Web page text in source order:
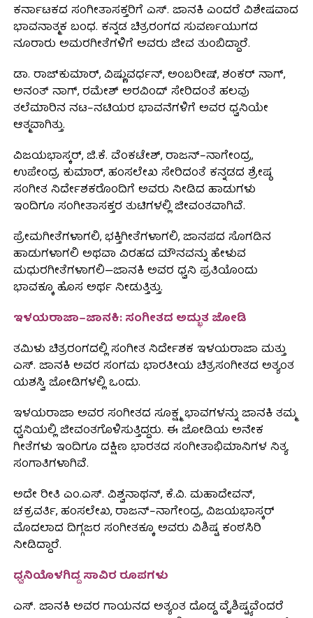
ಕರ್ನಾಟಕದ ಸಂಗೀತಾಸಕ್ತರಿಗೆ ಎಸ್. ಜಾನಕಿ ಎಂದರೆ ವಿಶೇಷವಾದ
ಭಾವನಾತ್ಮಕ ಬಂಧ. ಕನ್ನಡ ಚಿತ್ರರಂಗದ ಸುವರ್ಣಯುಗದ
ನೂರಾರು ಅಮರಗೀತೆಗಳಿಗೆ ಅವರು ಜೀವ ತುಂಬಿದ್ದಾರೆ.
ಡಾ. ರಾಜ್‌ಕುಮಾರ್, ವಿಷ್ಣುವರ್ಧನ್, ಅಂಬರೀಷ್, ಶಂಕರ್ ನಾಗ್,
ಅನಂತ್ ನಾಗ್, ರಮೇಶ್ ಅರವಿಂದ್ ಸೇರಿದಂತೆ ಹಲವು
ತಲೆಮಾರಿನ ನಟ–ನಟಿಯರ ಭಾವನೆಗಳಿಗೆ ಅವರ ಧ್ವನಿಯೇ
ಆತ್ಮವಾಗಿತ್ತು.
ವಿಜಯಭಾಸ್ಕರ್, ಜಿ.ಕೆ. ವೆಂಕಟೇಶ್, ರಾಜನ್–ನಾಗೇಂದ್ರ,
ಉಪೇಂದ್ರ ಕುಮಾರ್, ಹಂಸಲೇಖ ಸೇರಿದಂತೆ ಕನ್ನಡದ ಶ್ರೇಷ್ಠ
ಸಂಗೀತ ನಿರ್ದೇಶಕರೊಂದಿಗೆ ಅವರು ನೀಡಿದ ಹಾಡುಗಳು
ಇಂದಿಗೂ ಸಂಗೀತಾಸಕ್ತರ ತುಟಿಗಳಲ್ಲಿ ಜೀವಂತವಾಗಿವೆ.
ಪ್ರೇಮಗೀತೆಗಳಾಗಲಿ, ಭಕ್ತಿಗೀತೆಗಳಾಗಲಿ, ಜಾನಪದ ಸೊಗಡಿನ
ಹಾಡುಗಳಾಗಲಿ ಅಥವಾ ವಿರಹದ ಮೌನವನ್ನು ಹೇಳುವ
ಮಧುರಗೀತೆಗಳಾಗಲಿ—ಜಾನಕಿ ಅವರ ಧ್ವನಿ ಪ್ರತಿಯೊಂದು
ಭಾವಕ್ಕೂ ಹೊಸ ಅರ್ಥ ನೀಡುತ್ತಿತ್ತು.
ಇಳಯರಾಜಾ–ಜಾನಕಿ: ಸಂಗೀತದ ಅದ್ಭುತ ಜೋಡಿ
ತಮಿಳು ಚಿತ್ರರಂಗದಲ್ಲಿ ಸಂಗೀತ ನಿರ್ದೇಶಕ ಇಳಯರಾಜಾ ಮತ್ತು
ಎಸ್. ಜಾನಕಿ ಅವರ ಸಂಗಮ ಭಾರತೀಯ ಚಿತ್ರಸಂಗೀತದ ಅತ್ಯಂತ
ಯಶಸ್ವಿ ಜೋಡಿಗಳಲ್ಲಿ ಒಂದು.
ಇಳಯರಾಜಾ ಅವರ ಸಂಗೀತದ ಸೂಕ್ಷ್ಮ ಭಾವಗಳನ್ನು ಜಾನಕಿ ತಮ್ಮ
ಧ್ವನಿಯಲ್ಲಿ ಜೀವಂತಗೊಳಿಸುತ್ತಿದ್ದರು. ಈ ಜೋಡಿಯ ಅನೇಕ
ಗೀತೆಗಳು ಇಂದಿಗೂ ದಕ್ಷಿಣ ಭಾರತದ ಸಂಗೀತಾಭಿಮಾನಿಗಳ ನಿತ್ಯ
ಸಂಗಾತಿಗಳಾಗಿವೆ.
ಅದೇ ರೀತಿ ಎಂ.ಎಸ್. ವಿಶ್ವನಾಥನ್, ಕೆ.ವಿ. ಮಹಾದೇವನ್,
ಚಕ್ರವರ್ತಿ, ಹಂಸಲೇಖ, ರಾಜನ್–ನಾಗೇಂದ್ರ, ವಿಜಯಭಾಸ್ಕರ್
ಮೊದಲಾದ ದಿಗ್ಗಜರ ಸಂಗೀತಕ್ಕೂ ಅವರು ವಿಶಿಷ್ಟ ಕಂಠಸಿರಿ
ನೀಡಿದ್ದಾರೆ.
ಧ್ವನಿಯೊಳಗಿದ್ದ ಸಾವಿರ ರೂಪಗಳು
ಎಸ್. ಜಾನಕಿ ಅವರ ಗಾಯನದ ಅತ್ಯಂತ ದೊಡ್ಡ ವೈಶಿಷ್ಟ್ಯವೆಂದರೆ